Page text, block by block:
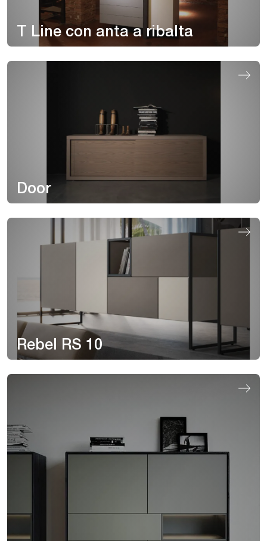
T Line con anta a ribalta
Door
Rebel RS 10